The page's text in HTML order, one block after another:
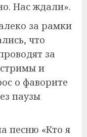
Нас ждали».
за рамки
что
за
и
о фаворите
паузы
песню «Кто я